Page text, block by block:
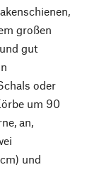
großen
gut
oder
um 90
an,
und